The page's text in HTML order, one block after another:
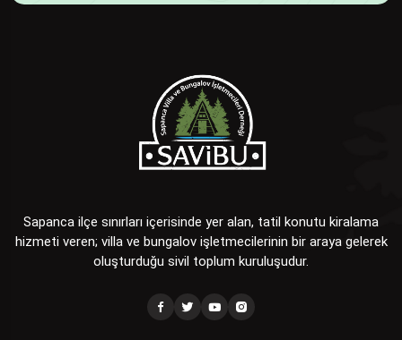
Sapanca ilçe sınırları içerisinde yer alan, tatil konutu kiralama
hizmeti veren; villa ve bungalov işletmecilerinin bir araya gelerek
oluşturduğu sivil toplum kuruluşudur.